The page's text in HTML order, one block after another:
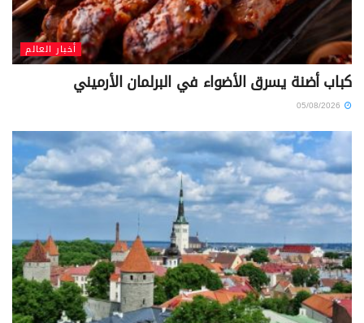
أخبار العالم
كباب أضنة يسرق الأضواء في البرلمان الأرميني